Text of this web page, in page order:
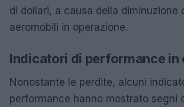
di dollari, a causa della diminuzione
aeromobili in operazione.
Indicatori di performance in
Nonostante le perdite, alcuni
performance hanno mostrato segni